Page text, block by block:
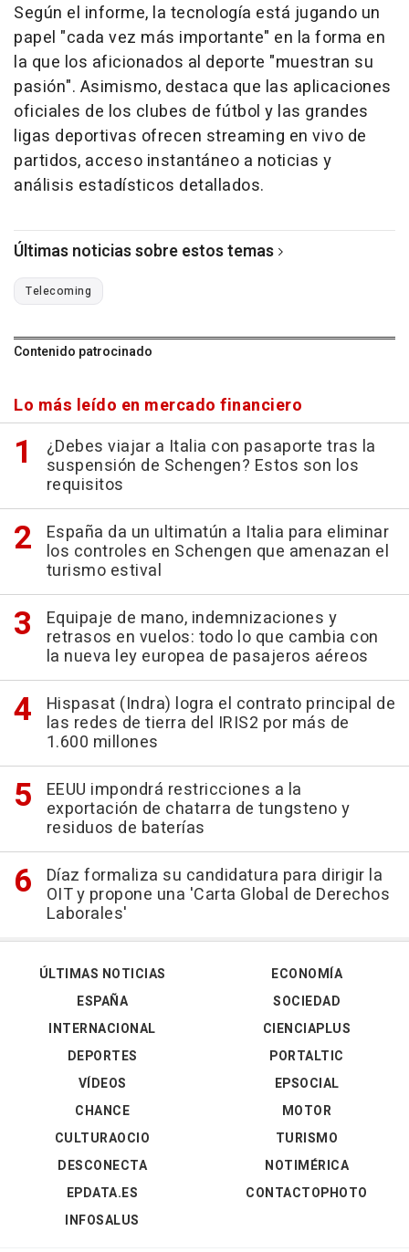
Según el informe, la tecnología está jugando un
papel "cada vez más importante" en la forma en
la que los aficionados al deporte "muestran su
pasión". Asimismo, destaca que las aplicaciones
oficiales de los clubes de fútbol y las grandes
ligas deportivas ofrecen streaming en vivo de
partidos, acceso instantáneo a noticias y
análisis estadísticos detallados.
Últimas noticias sobre estos temas
Telecoming
Contenido patrocinado
Lo más leído en mercado financiero
¿Debes viajar a Italia con pasaporte tras la
suspensión de Schengen? Estos son los
requisitos
España da un ultimatún a Italia para eliminar
los controles en Schengen que amenazan el
turismo estival
Equipaje de mano, indemnizaciones y
retrasos en vuelos: todo lo que cambia con
la nueva ley europea de pasajeros aéreos
Hispasat (Indra) logra el contrato principal de
las redes de tierra del IRIS2 por más de
1.600 millones
EEUU impondrá restricciones a la
exportación de chatarra de tungsteno y
residuos de baterías
Díaz formaliza su candidatura para dirigir la
OIT y propone una 'Carta Global de Derechos
Laborales'
ÚLTIMAS NOTICIAS
ESPAÑA
INTERNACIONAL
DEPORTES
VÍDEOS
ECONOMÍA
SOCIEDAD
CIENCIAPLUS
PORTALTIC
EPSOCIAL
CHANCE
CULTURAOCIO
DESCONECTA
EPDATA.ES
INFOSALUS
MOTOR
TURISMO
NOTIMÉRICA
CONTACTOPHOTO